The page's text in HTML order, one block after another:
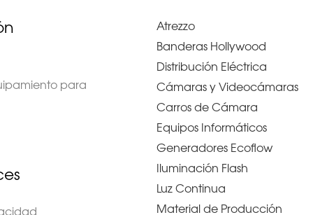
para
Atrezzo
Banderas Hollywood
Distribución Eléctrica
Cámaras y Videocámaras
Carros de Cámara
Equipos Informáticos
Generadores Ecoflow
Iluminación Flash
Luz Continua
Material de Producción